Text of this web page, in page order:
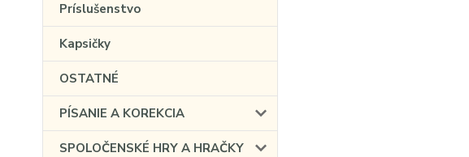
Príslušenstvo
Kapsičky
OSTATNÉ
PÍSANIE A KOREKCIA
SPOLOČENSKÉ HRY A HRAČKY